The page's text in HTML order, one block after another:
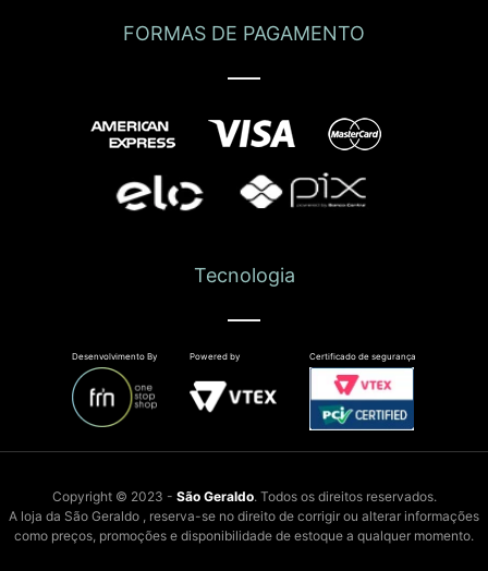
FORMAS DE PAGAMENTO
Tecnologia
Desenvolvimento By Powered by Certificado de segurança
Copyright © 2023 - São Geraldo. Todos os direitos reservados.
A loja da São Geraldo , reserva-se no direito de corrigir ou alterar informações
como preços, promoções e disponibilidade de estoque a qualquer momento.